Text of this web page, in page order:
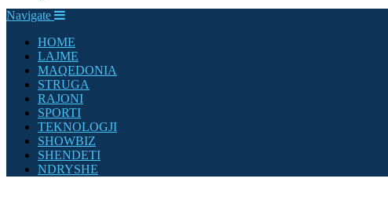
Navigate
HOME
LAJME
MAQEDONIA
STRUGA
RAJONI
SPORTI
TEKNOLOGJI
SHOWBIZ
SHENDETI
NDRYSHE